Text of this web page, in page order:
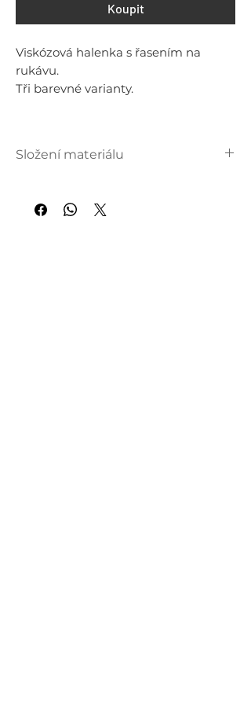
Koupit
Viskózová halenka s řasením na
rukávu.
Tři barevné varianty.
Složení materiálu